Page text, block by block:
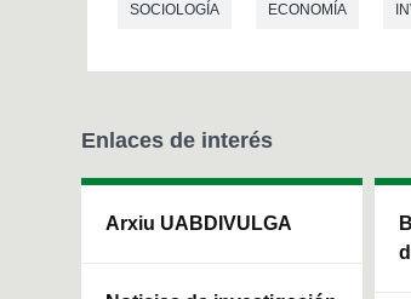
SOCIOLOGÍA ECONOMÍA
Enlaces de interés
Arxiu UABDIVULGA